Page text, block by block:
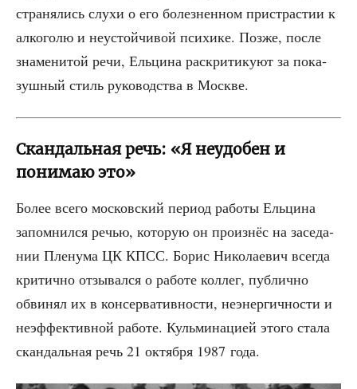
стра­ня­лись слу­хи о его болез­нен­ном при­стра­стии к
алко­го­лю и неустой­чи­вой пси­хи­ке. Поз­же, после
зна­ме­ни­той речи, Ель­ци­на рас­кри­ти­ку­ют за пока­
зуш­ный стиль руко­вод­ства в Москве.
Скандальная речь: «Я неудобен и
понимаю это»
Более все­го мос­ков­ский пери­од рабо­ты Ель­ци­на
запом­нил­ся речью, кото­рую он про­из­нёс на засе­да­
нии Пле­ну­ма ЦК КПСС. Борис Нико­ла­е­вич все­гда
кри­тич­но отзы­вал­ся о рабо­те кол­лег, пуб­лич­но
обви­нял их в кон­сер­ва­тив­но­сти, неэнер­гич­но­сти и
неэф­фек­тив­ной рабо­те. Куль­ми­на­ци­ей это­го ста­ла
скан­даль­ная речь 21 октяб­ря 1987 года.